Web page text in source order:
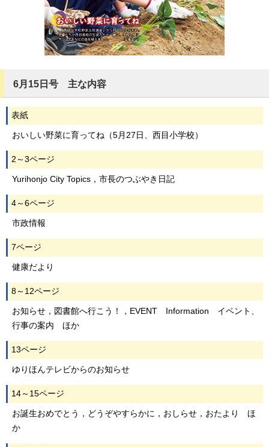
6月15日号 主な内容
表紙
おいしい野菜に育ってね（5月27日、西目小学校）
2～3ページ
Yurihonjo City Topics，市長のつぶやき日記
4～6ページ
市政情報
7ページ
健康だより
8～12ページ
お知らせ，図書館へ行こう！，EVENT Information イベント、
行事の案内 ほか
13ページ
ゆりほんテレビからのお知らせ
14～15ページ
お誕生おめでとう，どうぞやすらかに，おしらせ，おたより ほ
か